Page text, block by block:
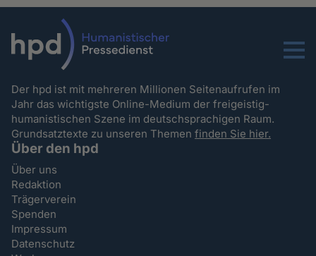
Menu
Der hpd ist mit mehreren Millionen Seitenaufrufen im
Jahr das wichtigste Online-Medium der freigeistig-
humanistischen Szene im deutschsprachigen Raum.
Grundsatztexte zu unseren Themenfinden Sie hier.
Über den hpd
Über uns
Redaktion
Trägerverein
Spenden
Impressum
Datenschutz